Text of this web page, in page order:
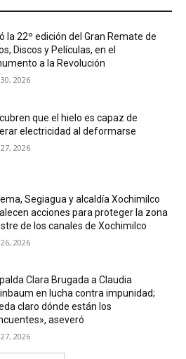
la 22º edición del Gran Remate de
Discos y Películas, en el
a la Revolución
2026
que el hielo es capaz de
electricidad al deformarse
2026
Segiagua y alcaldía Xochimilco
acciones para proteger la zona
de los canales de Xochimilco
2026
Clara Brugada a Claudia
en lucha contra impunidad;
claro dónde están los
aseveró
2026